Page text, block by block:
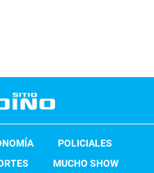
POLICIALES
MUCHO SHOW